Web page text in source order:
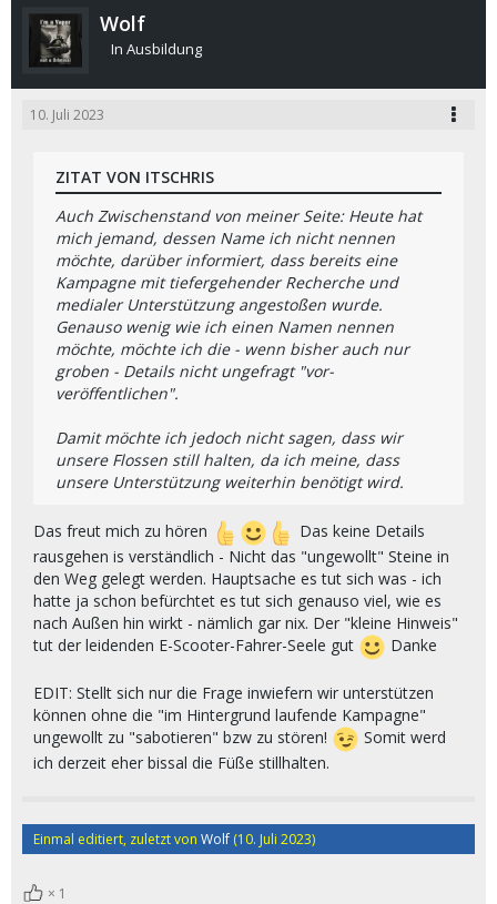
Wolf
In Ausbildung
10. Juli 2023
ZITAT VON ITSCHRIS
Auch Zwischenstand von meiner Seite: Heute hat
mich jemand, dessen Name ich nicht nennen
möchte, darüber informiert, dass bereits eine
Kampagne mit tiefergehender Recherche und
medialer Unterstützung angestoßen wurde.
Genauso wenig wie ich einen Namen nennen
möchte, möchte ich die - wenn bisher auch nur
groben - Details nicht ungefragt "vor-
veröffentlichen".
Damit möchte ich jedoch nicht sagen, dass wir
unsere Flossen still halten, da ich meine, dass
unsere Unterstützung weiterhin benötigt wird.
Das freut mich zu hören
Das keine Details
rausgehen is verständlich - Nicht das "ungewollt" Steine in
den Weg gelegt werden. Hauptsache es tut sich was - ich
hatte ja schon befürchtet es tut sich genauso viel, wie es
nach Außen hin wirkt - nämlich gar nix. Der "kleine Hinweis"
tut der leidenden E-Scooter-Fahrer-Seele gut
Danke
EDIT: Stellt sich nur die Frage inwiefern wir unterstützen
können ohne die "im Hintergrund laufende Kampagne"
ungewollt zu "sabotieren" bzw zu stören!
Somit werd
ich derzeit eher bissal die Füße stillhalten.
Einmal editiert, zuletzt von Wolf (10. Juli 2023)
1